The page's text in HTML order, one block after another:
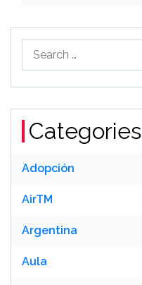
for:
Categories
Adopción
AirTM
Argentina
Aula